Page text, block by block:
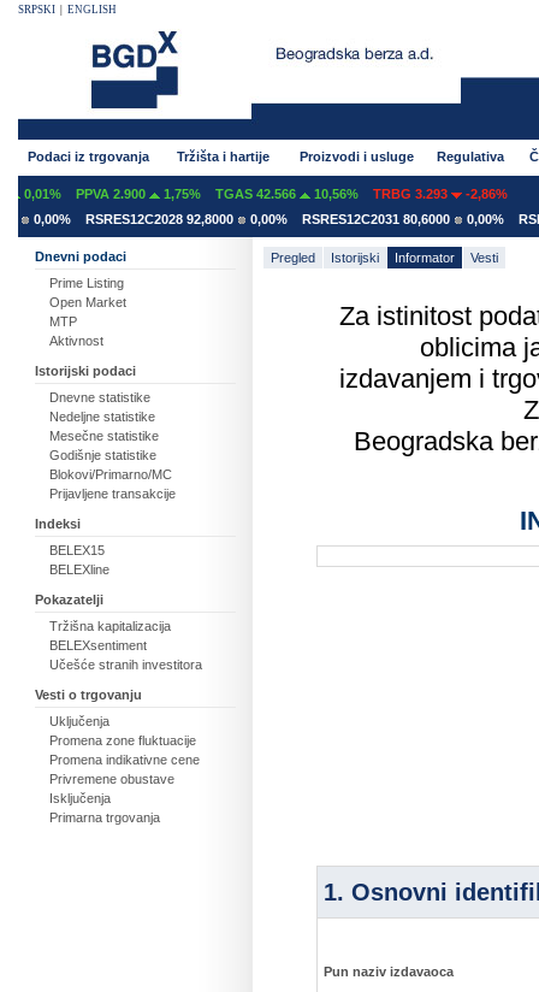
SRPSKI ENGLISH
Podaci iz trgovanja Tržišta i hartije Proizvodi i usluge Regulativa
PPVA 2.900 1,75% TGAS 42.566 10,56% TRBG 3.293
-2,86%
RSRES12C2028 92,8000 0,00% RSRES12C2031 80,6000 0,00%
Dnevni podaci
Prime Listing
Open Market
MTP
Aktivnost
Istorijski podaci
Dnevne statistike
Nedeljne statistike
Mesečne statistike
Godišnje statistike
Blokovi/Primarno/MC
Prijavljene transakcije
Indeksi
BELEX15
BELEXline
Pokazatelji
Tržišna kapitalizacija
BELEXsentiment
Učešće stranih investitora
Vesti o trgovanju
Uključenja
Promena zone fluktuacije
Promena indikativne cene
Privremene obustave
Isključenja
Primarna trgovanja
Pregled Istorijski Informator Vesti
Za istinitost
oblicima
izdavanjem i
Beogradska
1. Osnovni
Pun naziv izdavaoca